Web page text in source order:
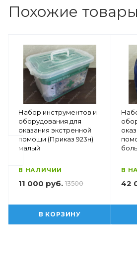
Похожие товары
Набор инструментов и
оборудования для
оказания экстренной
помощи (Приказ 923н)
малый
В НАЛИЧИИ
11 000 руб. 13500
В КОРЗИНУ
В
42